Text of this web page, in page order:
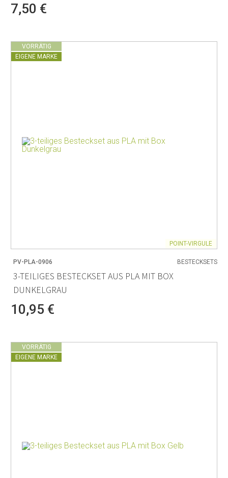
7,50 €
VORRÄTIG
EIGENE MARKE
POINT-VIRGULE
PV-PLA-0906 BESTECKSETS
3-TEILIGES BESTECKSET AUS PLA MIT BOX
DUNKELGRAU
10,95 €
VORRÄTIG
EIGENE MARKE